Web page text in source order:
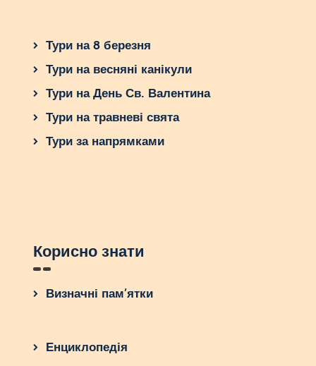
Тури на 8 березня
Тури на весняні канікули
Тури на День Св. Валентина
Тури на травневі свята
Тури за напрямками
Корисно знати
Визначні пам’ятки
Енциклопедія